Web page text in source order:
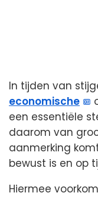
In tijden van
economische
een essentiële
daarom van
aanmerking
bewust is en op
Hiermee